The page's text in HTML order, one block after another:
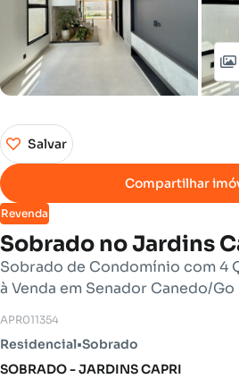
Revenda
Sobrado no Jardins
Salvar
Compartilhar
Sobrado de Condomínio com 4
à Venda em Senador Canedo/Go
APR011354
Residencial•Sobrado
SOBRADO - JARDINS CAPRI